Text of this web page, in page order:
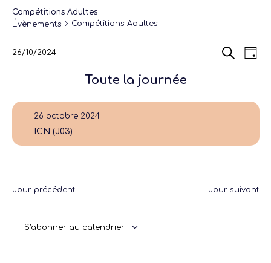
Compétitions Adultes
Évènements
Compétitions Adultes
Recherche
et
de
Jour
26/10/2024
Toute la journée
26 octobre 2024
ICN (J03)
Jour précédent Jour suivant
S’abonner au calendrier